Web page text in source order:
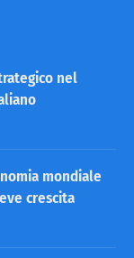
nel
mondiale
crescita